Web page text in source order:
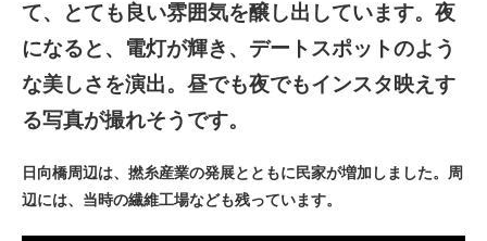
て、とても良い雰囲気を醸し出しています。夜
になると、電灯が輝き、デートスポットのよう
な美しさを演出。昼でも夜でもインスタ映えす
る写真が撮れそうです。
日向橋周辺は、撚糸産業の発展とともに民家が増加しました。周
辺には、当時の繊維工場なども残っています。